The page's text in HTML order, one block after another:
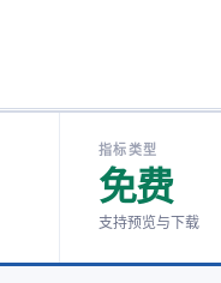
指标类型
免费
支持预览与下载